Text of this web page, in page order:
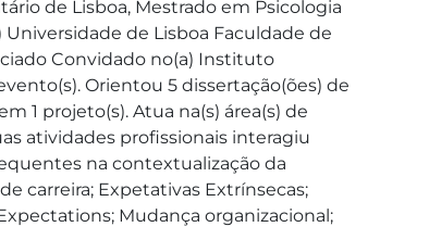
de Lisboa, Mestrado em Psicologia
de Lisboa Faculdade de
Convidado no(a) Instituto
Orientou 5 dissertação(ões) de
1 projeto(s). Atua na(s) área(s) de
atividades profissionais interagiu
na contextualização da
carreira; Expetativas Extrínsecas;
Mudança organizacional;